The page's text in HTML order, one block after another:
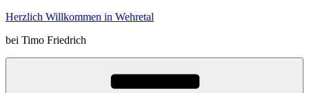
Zum
springen
Herzlich Willkommen in Wehretal
bei Timo Friedrich